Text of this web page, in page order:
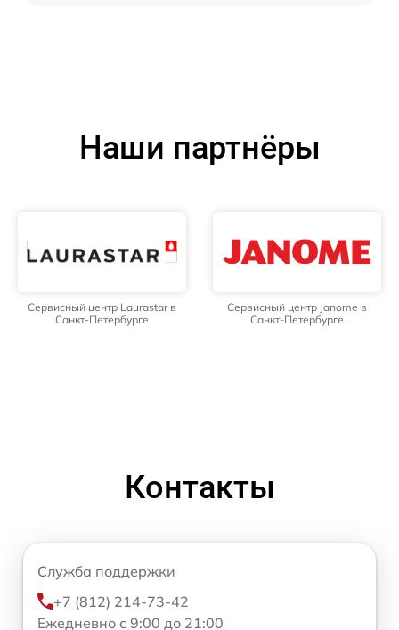
Наши партнёры
Сервисный центр Laurastar в
Санкт-Петербурге
Сервисный центр Janome в
Санкт-Петербурге
Контакты
Служба поддержки
+7 (812) 214-73-42
Ежедневно с 9:00 до 21:00